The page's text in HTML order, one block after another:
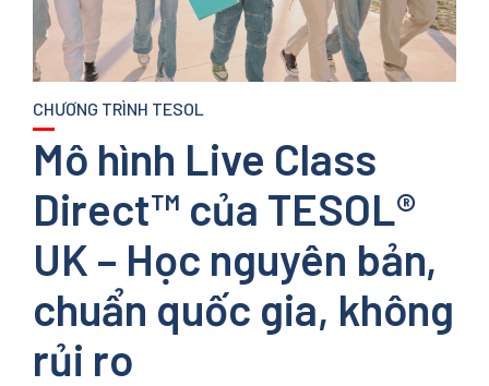
CHƯƠNG TRÌNH TESOL
Mô hình Live Class
Direct™ của TESOL®
UK – Học nguyên bản,
chuẩn quốc gia, không
rủi ro